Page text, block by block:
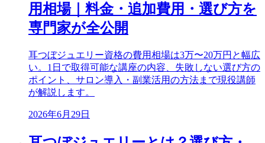
用相場｜料金・追加費用・選び方を
専門家が全公開
耳つぼジュエリー資格の費用相場は3万〜20万円と幅広
い。1日で取得可能な講座の内容、失敗しない選び方の
ポイント、サロン導入・副業活用の方法まで現役講師
が解説します。
2026年6月29日